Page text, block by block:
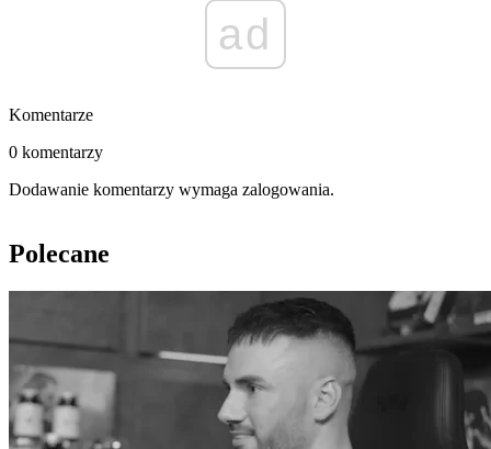
ad
Komentarze
0 komentarzy
Dodawanie komentarzy wymaga zalogowania.
Polecane